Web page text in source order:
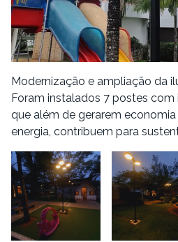
Modernização e ampliação da
Foram instalados 7 postes com
que além de gerarem
energia, contribuem para